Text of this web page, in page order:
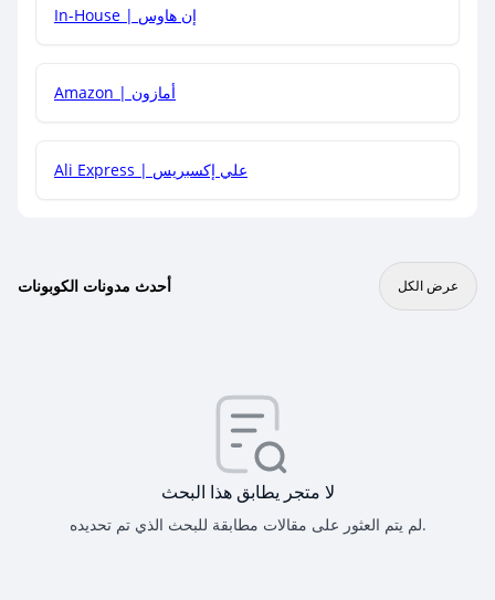
In-House | إن هاوس
Amazon | أمازون
Ali Express | علي إكسبريس
أحدث مدونات الكوبونات عرض الكل
لا متجر يطابق هذا البحث
لم يتم العثور على مقالات مطابقة للبحث الذي تم تحديده.